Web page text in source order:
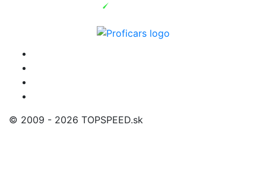
© 2009 - 2026 TOPSPEED.sk